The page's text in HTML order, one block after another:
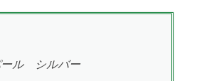
ール シルバー